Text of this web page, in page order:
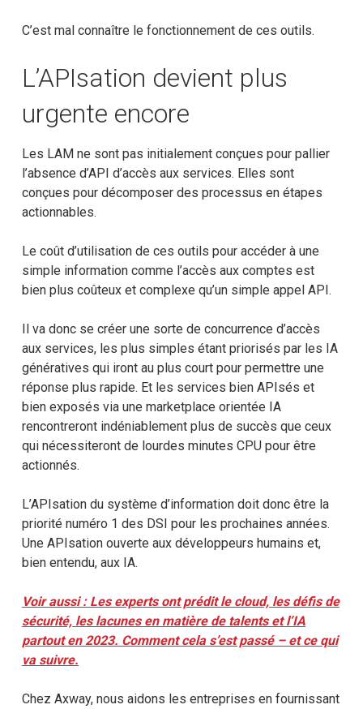
C’est mal connaître le fonctionnement de ces outils.
L’APIsation devient plus
urgente encore
Les LAM ne sont pas initialement conçues pour pallier
l’absence d’API d’accès aux services. Elles sont
conçues pour décomposer des processus en étapes
actionnables.
Le coût d’utilisation de ces outils pour accéder à une
simple information comme l’accès aux comptes est
bien plus coûteux et complexe qu’un simple appel API.
Il va donc se créer une sorte de concurrence d’accès
aux services, les plus simples étant priorisés par les IA
génératives qui iront au plus court pour permettre une
réponse plus rapide. Et les services bien APIsés et
bien exposés via une marketplace orientée IA
rencontreront indéniablement plus de succès que ceux
qui nécessiteront de lourdes minutes CPU pour être
actionnés.
L’APIsation du système d’information doit donc être la
priorité numéro 1 des DSI pour les prochaines années.
Une APIsation ouverte aux développeurs humains et,
bien entendu, aux IA.
Voir aussi : Les experts ont prédit le cloud, les défis de
sécurité, les lacunes en matière de talents et l’IA
partout en 2023. Comment cela s’est passé – et ce qui
va suivre.
Chez Axway, nous aidons les entreprises en fournissant